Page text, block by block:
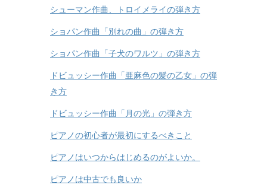
シューマン作曲、トロイメライの弾き方
ショパン作曲「別れの曲」の弾き方
ショパン作曲「子犬のワルツ」の弾き方
ドビュッシー作曲「亜麻色の髪の乙女」の弾
き方
ドビュッシー作曲「月の光」の弾き方
ピアノの初心者が最初にするべきこと
ピアノはいつからはじめるのがよいか。
ピアノは中古でも良いか